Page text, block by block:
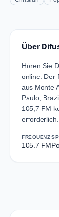
Über
Hören Sie
online. Der
aus Monte
Paulo,
105,7 FM
erforderlich.
FREQUENZ
105.7 FM